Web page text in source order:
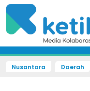
Nusantara Daerah